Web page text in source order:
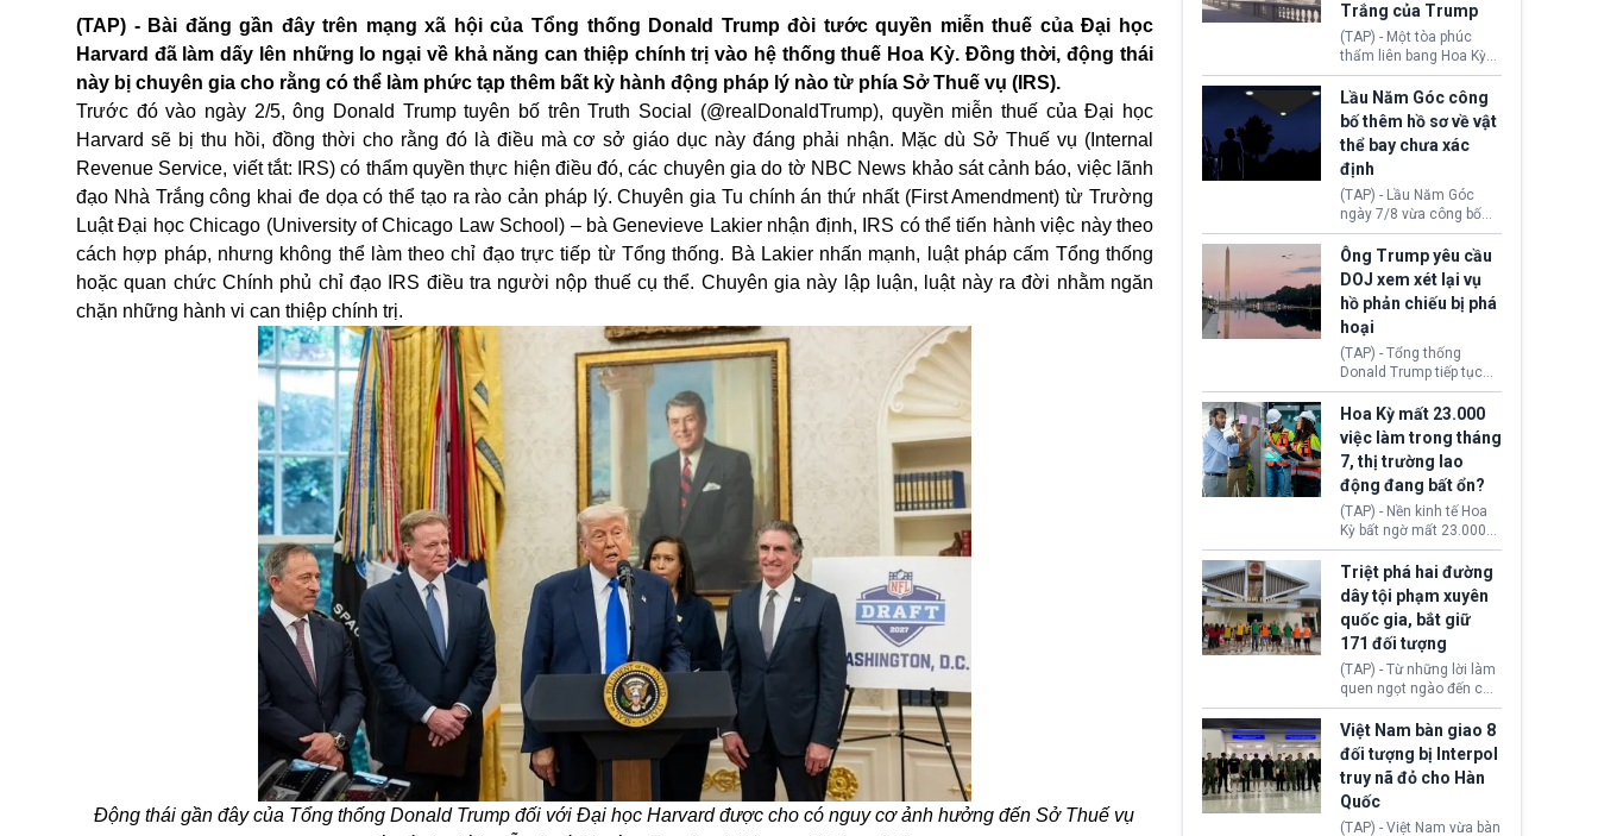
(TAP) - Bài đăng gần đây trên mạng xã hội của Tổng thống Donald Trump đòi tước quyền miễn thuế của Đại học
Harvard đã làm dấy lên những lo ngại về khả năng can thiệp chính trị vào hệ thống thuế Hoa Kỳ. Đồng thời, động thái
này bị chuyên gia cho rằng có thể làm phức tạp thêm bất kỳ hành động pháp lý nào từ phía Sở Thuế vụ (IRS).
Trước đó vào ngày 2/5, ông Donald Trump tuyên bố trên Truth Social (@realDonaldTrump), quyền miễn thuế của Đại học
Harvard sẽ bị thu hồi, đồng thời cho rằng đó là điều mà cơ sở giáo dục này đáng phải nhận. Mặc dù Sở Thuế vụ (Internal
Revenue Service, viết tắt: IRS) có thẩm quyền thực hiện điều đó, các chuyên gia do tờ NBC News khảo sát cảnh báo, việc lãnh
đạo Nhà Trắng công khai đe dọa có thể tạo ra rào cản pháp lý. Chuyên gia Tu chính án thứ nhất (First Amendment) từ Trường
Luật Đại học Chicago (University of Chicago Law School) – bà Genevieve Lakier nhận định, IRS có thể tiến hành việc này theo
cách hợp pháp, nhưng không thể làm theo chỉ đạo trực tiếp từ Tổng thống. Bà Lakier nhấn mạnh, luật pháp cấm Tổng thống
hoặc quan chức Chính phủ chỉ đạo IRS điều tra người nộp thuế cụ thể. Chuyên gia này lập luận, luật này ra đời nhằm ngăn
chặn những hành vi can thiệp chính trị.
Động thái gần đây của Tổng thống Donald Trump đối với Đại học Harvard được cho có nguy cơ ảnh hưởng đến Sở Thuế vụ
Trắng của Trump
(TAP) - Một tòa phúc
thẩm liên bang Hoa Kỳ
vừa phán quyết, chính
quyền Tổng thống
Donald Trump không có
quyền tự ý xây phòng
khiêu vũ mới rộng
khoảng 90.000 feet
vuông tại khu vực Cánh
Đông Nhà Trắng.
Lầu Năm Góc công
bố thêm hồ sơ về vật
thể bay chưa xác
định
(TAP) - Lầu Năm Góc
ngày 7/8 vừa công bố
thêm 41 hồ sơ liên quan
đến UFO hay còn được
gọi là hiện tượng bất
thường chưa xác định
(UAP). Những tài liệu này
bao gồm hình ảnh,
video, báo cáo từ nhiều
cơ quan khác nhau như
Cục Điều tra Liên bang
(FBI), Cơ quan Tình báo
Trung ương (CIA) và Bộ
Ngoại giao (DOS).
Ông Trump yêu cầu
DOJ xem xét lại vụ
hồ phản chiếu bị phá
hoại
(TAP) - Tổng thống
Donald Trump tiếp tục
cho rằng, hồ phản chiếu
trước Đài tưởng niệm
Lincoln bị phá hoại. Lãnh
đạo Nhà Trắng yêu cầu
Bộ Tư pháp (DOJ) xem
xét lại quyết định hủy
truy tố những cá nhân bị
nghi ngờ làm hư hại
công trình.
Hoa Kỳ mất 23.000
việc làm trong tháng
7, thị trường lao
động đang bất ổn?
(TAP) - Nền kinh tế Hoa
Kỳ bất ngờ mất 23.000
việc làm vào tháng 7,
cho thấy thị trường lao
động có dấu hiệu suy
yếu sau thời gian duy trì
tương đối ổn định suốt
nửa năm 2026.
Triệt phá hai đường
dây tội phạm xuyên
quốc gia, bắt giữ
171 đối tượng
(TAP) - Từ những lời làm
quen ngọt ngào đến các
“sàn vàng ảo”, bất động
sản trực tuyến cùng
đường dây đánh bạc quy
mô lớn, hai tổ chức tội
phạm xuyên quốc gia đã
dựng lên mạng lưới hoạt
động tại Việt Nam và
Việt Nam bàn giao 8
đối tượng bị Interpol
truy nã đỏ cho Hàn
Quốc
(TAP) - Việt Nam vừa bàn